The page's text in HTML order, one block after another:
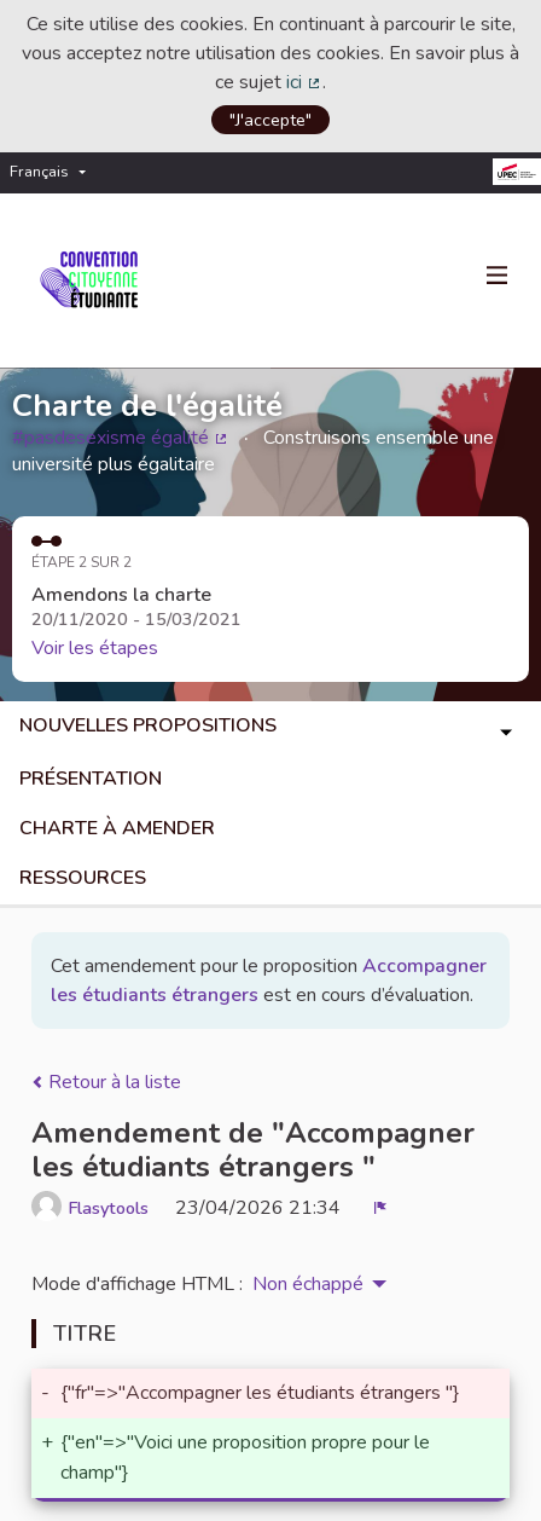
Ce site utilise des cookies. En continuant à parcourir le site,
vous acceptez notre utilisation des cookies. En savoir plus à
ce sujetici
(Lien externe)
.
"J'accepte"
Français Choisir la langue
Charte de l'égalité
#pasdesexisme égalité
(Lien externe)
Construisons ensemble une
université plus égalitaire
ÉTAPE 2 SUR 2
Amendons la charte
20/11/2020 - 15/03/2021
Voir les étapes
NOUVELLES PROPOSITIONS
PRÉSENTATION
CHARTE À AMENDER
RESSOURCES
Cet amendement pour le proposition Accompagner
les étudiants étrangers est en cours d’évaluation.
Retour à la liste
Amendement de "Accompagner
les étudiants étrangers "
Flasytools 23/04/2026 21:34
Mode d'affichage HTML : Non échappé
TITRE
- {"fr"=>"Accompagner les étudiants étrangers "}
+ {"en"=>"Voici une proposition propre pour le
champ"}